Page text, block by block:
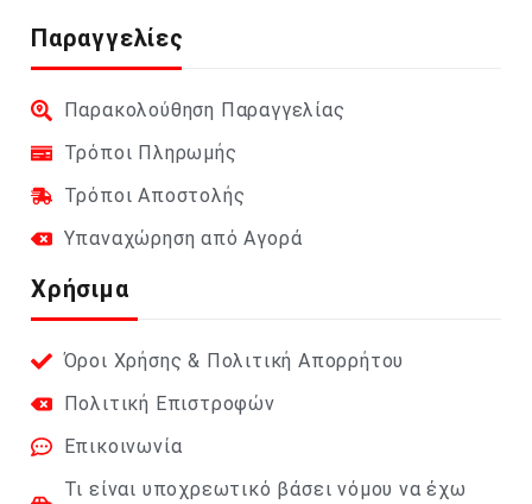
Παραγγελίες
Παρακολούθηση Παραγγελίας
Τρόποι Πληρωμής
Τρόποι Αποστολής
Υπαναχώρηση από Αγορά
Χρήσιμα
Όροι Χρήσης & Πολιτική Απορρήτου
Πολιτική Επιστροφών
Επικοινωνία
Τι είναι υποχρεωτικό βάσει νόμου να έχω